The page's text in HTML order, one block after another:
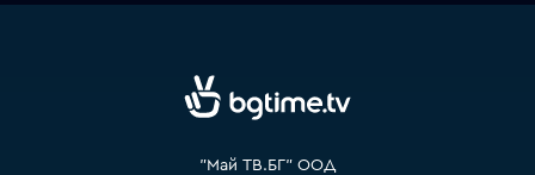
"Май ТВ.БГ" ООД